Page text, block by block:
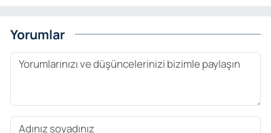
Yorumlar